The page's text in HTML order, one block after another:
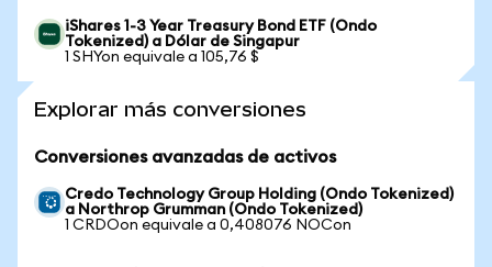
iShares 1-3 Year Treasury Bond ETF (Ondo
Tokenized) a Dólar de Singapur
1 SHYon equivale a 105,76 $
Explorar más conversiones
Conversiones avanzadas de activos
Credo Technology Group Holding (Ondo Tokenized)
a Northrop Grumman (Ondo Tokenized)
1 CRDOon equivale a 0,408076 NOCon